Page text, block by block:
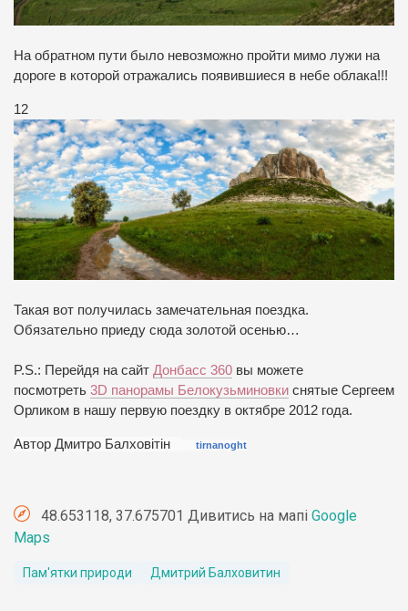
На обратном пути было невозможно пройти мимо лужи на
дороге в которой отражались появившиеся в небе облака!!!
12
Такая вот получилась замечательная поездка.
Обязательно приеду сюда золотой осенью…
P.S.: Перейдя на сайт Донбасс 360 вы можете
посмотреть 3D панорамы Белокузьминовки снятые Сергеем
Орликом в нашу первую поездку в октябре 2012 года.
Автор Дмитро Балховітін tirnanoght
48.653118, 37.675701 Дивитись на мапі Google
Maps
Пам'ятки природи Дмитрий Балховитин